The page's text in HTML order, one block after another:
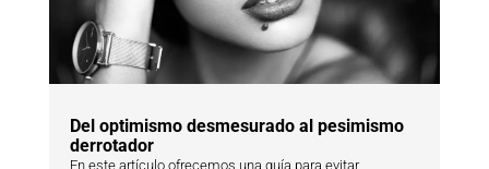
Del optimismo desmesurado al pesimismo
derrotador
En este artículo ofrecemos una guía para evitar